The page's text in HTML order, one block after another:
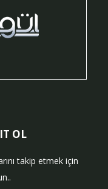
OL
takip etmek için